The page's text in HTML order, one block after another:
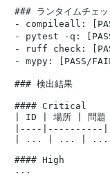
### ランタイムチェッ
- compileall:
- pytest -q: [PASS/
- ruff check:
- mypy: [PASS/
### 検出結果
#### Critical
| ID | 場所 | 問題 (
|----|----------
| ... | ... | ...
#### High
...